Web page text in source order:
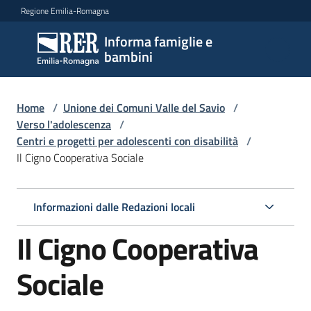
Vai al contenuto
Vai alla navigazione
Vai al footer
Regione Emilia-Romagna
Informa famiglie e
bambini
Informa
famiglie
e
bambini
Argomenti
Servizi
Centri
per
le
Home / Unione dei Comuni Valle del Savio /
Verso l'adolescenza /
Centri e progetti per adolescenti con disabilità /
Il Cigno Cooperativa Sociale
Informazioni dalle Redazioni locali
Il Cigno Cooperativa
Sociale